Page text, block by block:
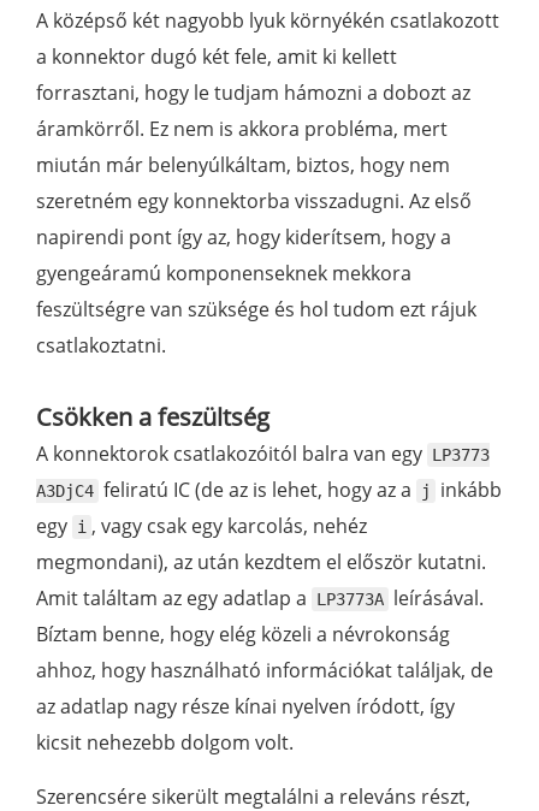
A középső két nagyobb lyuk környékén csatlakozott
a konnektor dugó két fele, amit ki kellett
forrasztani, hogy le tudjam hámozni a dobozt az
áramkörről. Ez nem is akkora probléma, mert
miután már belenyúlkáltam, biztos, hogy nem
szeretném egy konnektorba visszadugni. Az első
napirendi pont így az, hogy kiderítsem, hogy a
gyengeáramú komponenseknek mekkora
feszültségre van szüksége és hol tudom ezt rájuk
csatlakoztatni.
Csökken a feszültség
A konnektorok csatlakozóitól balra van egy LP3773
A3DjC4 feliratú IC (de az is lehet, hogy az a j
inkább
egy i , vagy csak egy karcolás, nehéz
megmondani), az után kezdtem el először kutatni.
Amit találtam az egy adatlap a
LP3773A leírásával.
Bíztam benne, hogy elég közeli a névrokonság
ahhoz, hogy használható információkat találjak, de
az adatlap nagy része kínai nyelven íródott, így
kicsit nehezebb dolgom volt.
Szerencsére sikerült megtalálni a releváns részt,